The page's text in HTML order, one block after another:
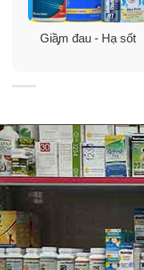
Giầ̡m đau - Hạ sốt